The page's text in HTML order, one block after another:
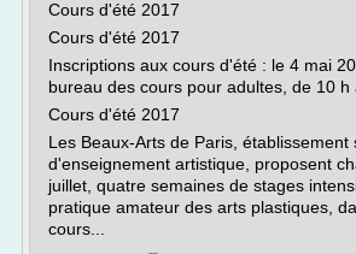
Cours d'été 2017
Cours d'été 2017
Inscriptions aux cours d'été : le 4 mai
bureau des cours pour adultes, de 10 h
Cours d'été 2017
Les Beaux-Arts de Paris, établissement
d'enseignement artistique, proposent
juillet, quatre semaines de stages
pratique amateur des arts plastiques,
cours...